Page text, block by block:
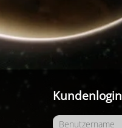
Kundenlogin